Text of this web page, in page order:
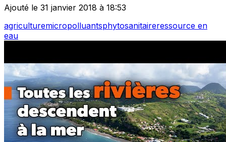
Ajouté le 31 janvier 2018 à 18:53
agriculturemicropolluantsphytosanitaireressource en
eau